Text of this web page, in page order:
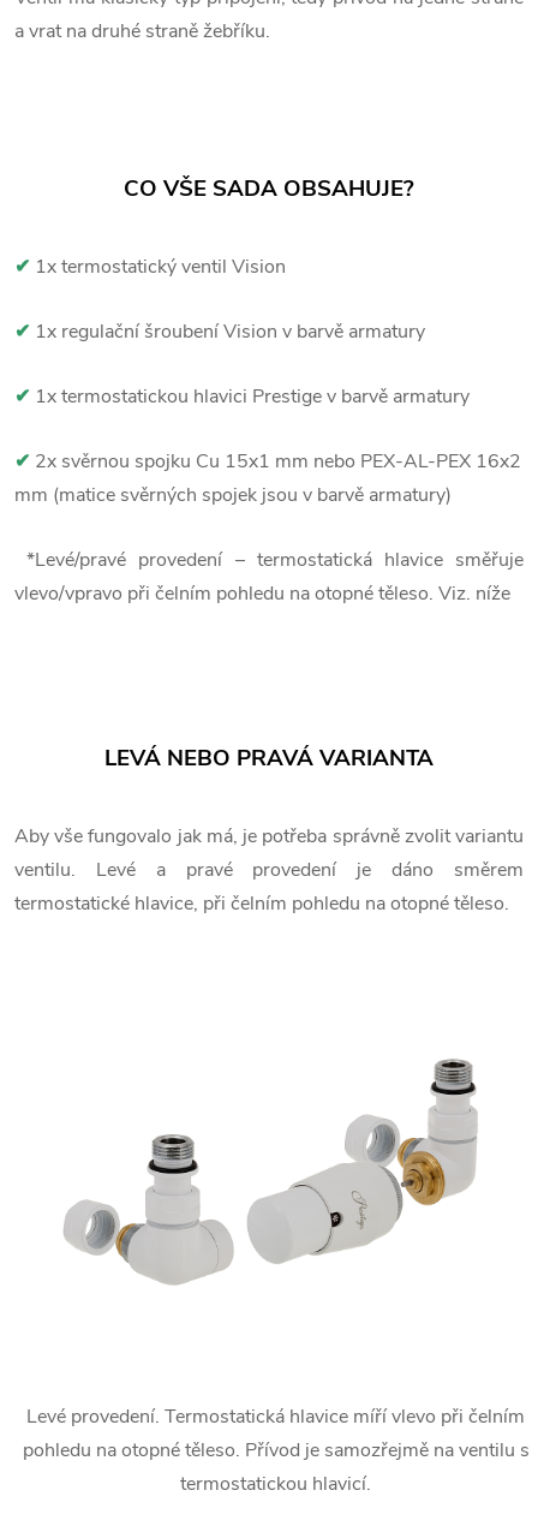
a vrat na druhé straně žebříku.
CO VŠE SADA OBSAHUJE?
✔ 1x termostatický ventil Vision
✔ 1x regulační šroubení Vision v barvě armatury
✔ 1x termostatickou hlavici Prestige v barvě armatury
✔ 2x svěrnou spojku Cu 15x1 mm nebo PEX-AL-PEX 16x2
mm (matice svěrných spojek jsou v barvě armatury)
*Levé/pravé provedení – termostatická hlavice směřuje
vlevo/vpravo při čelním pohledu na otopné těleso. Viz. níže
LEVÁ NEBO PRAVÁ VARIANTA
Aby vše fungovalo jak má, je potřeba správně zvolit variantu
ventilu. Levé a pravé provedení je dáno směrem
termostatické hlavice, při čelním pohledu na otopné těleso.
Levé provedení. Termostatická hlavice míří vlevo při čelním
pohledu na otopné těleso. Přívod je samozřejmě na ventilu s
termostatickou hlavicí.